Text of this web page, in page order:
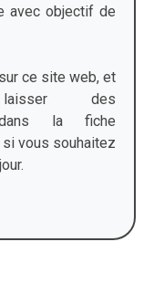
avec objectif de
ce site web, et
des
dans la fiche
vous souhaitez